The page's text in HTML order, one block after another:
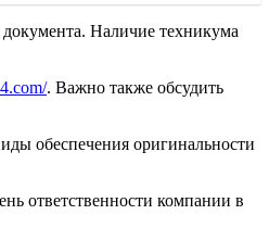
документа. Наличие техникума
. Важно также обсудить
обеспечения оригинальности
ответственности компании в